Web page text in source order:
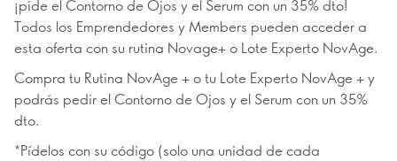
¡pide el Contorno de Ojos y el Serum con un 35% dto!
Todos los Emprendedores y Members pueden acceder a
esta oferta con su rutina Novage+ o Lote Experto NovAge.
Compra tu Rutina NovAge + o tu Lote Experto NovAge + y
podrás pedir el Contorno de Ojos y el Serum con un 35%
dto.
*Pídelos con su código (solo una unidad de cada